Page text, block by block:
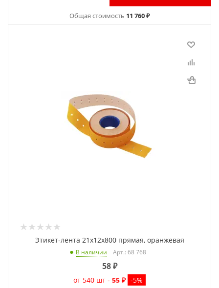
Общая стоимость 11 760 ₽
Этикет-лента 21x12x800 прямая, оранжевая
В наличии Арт.: 68 768
58₽
от 540 шт - 55 ₽ -5%